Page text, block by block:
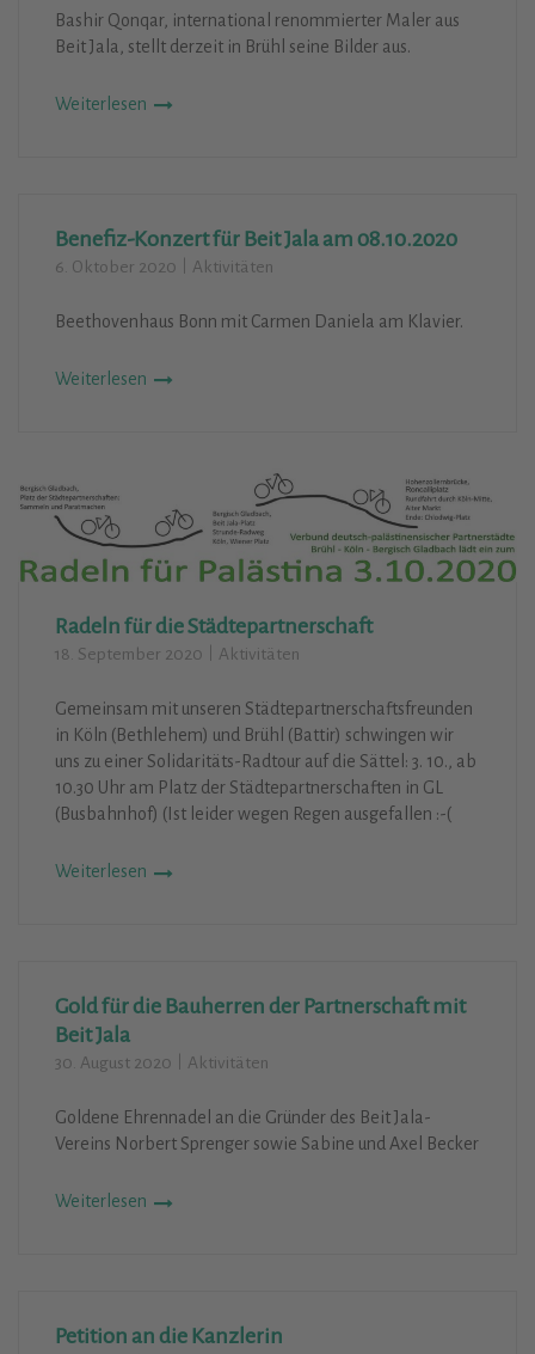
Bashir Qonqar, international renommierter Maler aus
Beit Jala, stellt derzeit in Brühl seine Bilder aus.
Weiterlesen
Benefiz-Konzert für Beit Jala am 08.10.2020
6. Oktober 2020 Aktivitäten
Beethovenhaus Bonn mit Carmen Daniela am Klavier.
Weiterlesen
Radeln für die Städtepartnerschaft
18. September 2020 Aktivitäten
Gemeinsam mit unseren Städtepartnerschaftsfreunden
in Köln (Bethlehem) und Brühl (Battir) schwingen wir
uns zu einer Solidaritäts-Radtour auf die Sättel: 3. 10., ab
10.30 Uhr am Platz der Städtepartnerschaften in GL
(Busbahnhof) (Ist leider wegen Regen ausgefallen :-(
Weiterlesen
Gold für die Bauherren der Partnerschaft mit
Beit Jala
30. August 2020 Aktivitäten
Goldene Ehrennadel an die Gründer des Beit Jala-
Vereins Norbert Sprenger sowie Sabine und Axel Becker
Weiterlesen
Petition an die Kanzlerin